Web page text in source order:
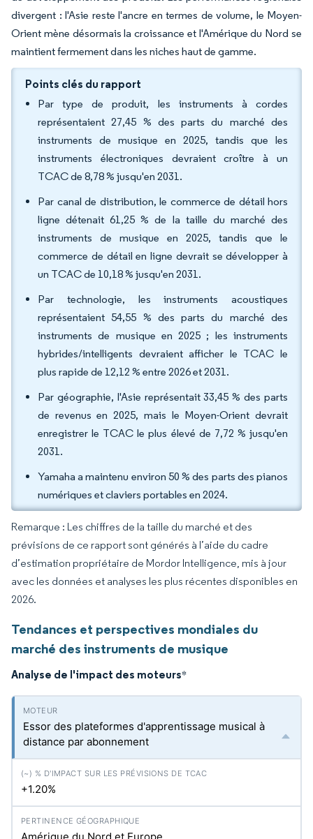
divergent : l'Asie reste l'ancre en termes de volume, le Moyen-
Orient mène désormais la croissance et l'Amérique du Nord se
maintient fermement dans les niches haut de gamme.
Points clés du rapport
Par type de produit, les instruments à cordes
représentaient 27,45 % des parts du marché des
instruments de musique en 2025, tandis que les
instruments électroniques devraient croître à un
TCAC de 8,78 % jusqu'en 2031.
Par canal de distribution, le commerce de détail hors
ligne détenait 61,25 % de la taille du marché des
instruments de musique en 2025, tandis que le
commerce de détail en ligne devrait se développer à
un TCAC de 10,18 % jusqu'en 2031.
Par technologie, les instruments acoustiques
représentaient 54,55 % des parts du marché des
instruments de musique en 2025 ; les instruments
hybrides/intelligents devraient afficher le TCAC le
plus rapide de 12,12 % entre 2026 et 2031.
Par géographie, l'Asie représentait 33,45 % des parts
de revenus en 2025, mais le Moyen-Orient devrait
enregistrer le TCAC le plus élevé de 7,72 % jusqu'en
2031.
Yamaha a maintenu environ 50 % des parts des pianos
numériques et claviers portables en 2024.
Remarque : Les chiffres de la taille du marché et des
prévisions de ce rapport sont générés à l’aide du cadre
d’estimation propriétaire de Mordor Intelligence, mis à jour
avec les données et analyses les plus récentes disponibles en
2026.
Tendances et perspectives mondiales du
marché des instruments de musique
Analyse de l'impact des moteurs*
Essor des plateformes d'apprentissage musical à
distance par abonnement
+1.20%